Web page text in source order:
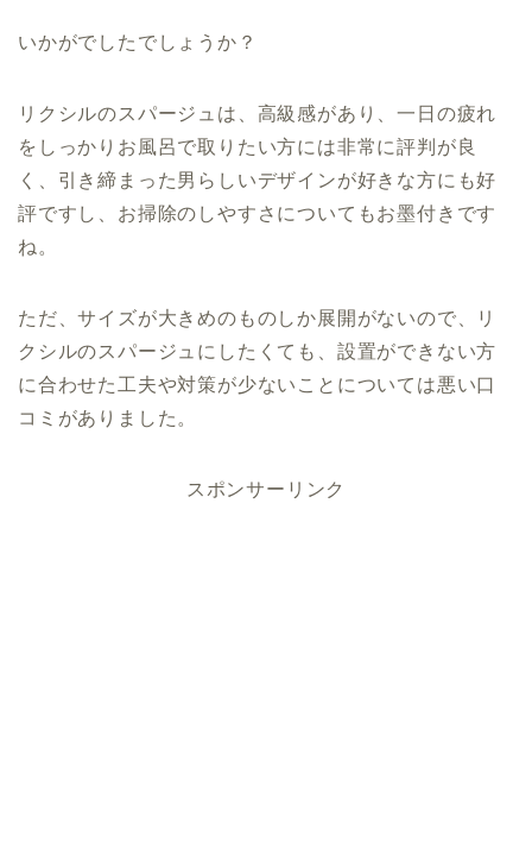
いかがでしたでしょうか？
リクシルのスパージュは、高級感があり、一日の疲れ
をしっかりお風呂で取りたい方には非常に評判が良
く、引き締まった男らしいデザインが好きな方にも好
評ですし、お掃除のしやすさについてもお墨付きです
ね。
ただ、サイズが大きめのものしか展開がないので、リ
クシルのスパージュにしたくても、設置ができない方
に合わせた工夫や対策が少ないことについては悪い口
コミがありました。
スポンサーリンク